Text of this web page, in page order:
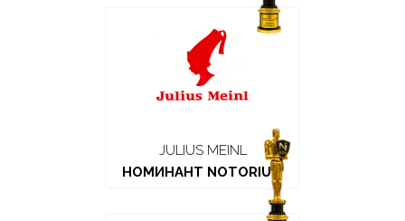
JULIUS MEINL
НОМИНАНТ NOTORIUM